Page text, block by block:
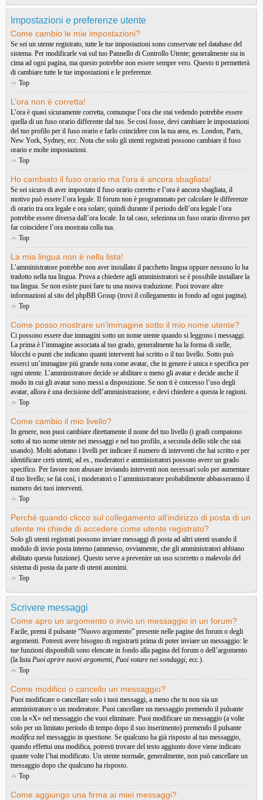
Impostazioni e preferenze utente
Come cambio le mie impostazioni?
Se sei un utente registrato, tutte le tue impostazioni sono conservate nel database del
sistema. Per modificarle vai sul tuo Pannello di Controllo Utente; generalmente sta in
cima ad ogni pagina, ma questo potrebbe non essere sempre vero. Questo ti permetterà
di cambiare tutte le tue impostazioni e le preferenze.
Top
L’ora non è corretta!
L’ora è quasi sicuramente corretta, comunque l’ora che stai vedendo potrebbe essere
quella di un fuso orario differente dal tuo. Se cosí fosse, devi cambiare le impostazioni
del tuo profilo per il fuso orario e farlo coincidere con la tua area, es. London, Paris,
New York, Sydney, ecc. Nota che solo gli utenti registrati possono cambiare il fuso
orario e molte impostazioni.
Top
Ho cambiato il fuso orario ma l’ora è ancora sbagliata!
Se sei sicuro di aver impostato il fuso orario corretto e l’ora è ancora sbagliata, il
motivo può essere l’ora legale. Il forum non è programmato per calcolare le differenze
di orario tra ora legale e ora solare; quindi durante il periodo dell’ora legale l’ora
potrebbe essere diversa dall’ora locale. In tal caso, seleziona un fuso orario diverso per
far coincidere l’ora mostrata colla tua.
Top
La mia lingua non è nella lista!
L’amministratore potrebbe non aver installato il pacchetto lingua oppure nessuno lo ha
tradotto nella tua lingua. Prova a chiedere agli amministratori se è possibile installare la
tua lingua. Se non esiste puoi fare tu una nuova traduzione. Puoi trovare altre
informazioni al sito del phpBB Group (trovi il collegamento in fondo ad ogni pagina).
Top
Come posso mostrare un’immagine sotto il mio nome utente?
Ci possono essere due immagini sotto un nome utente quando si leggono i messaggi.
La prima è l’immagine associata al tuo grado, generalmente ha la forma di stelle,
blocchi o punti che indicano quanti interventi hai scritto o il tuo livello. Sotto può
esserci un’immagine piú grande nota come avatar, che in genere è unica e specifica per
ogni utente. L’amministratore decide se abilitare o meno gli avatar e decide anche il
modo in cui gli avatar sono messi a disposizione. Se non ti è concesso l’uso degli
avatar, allora è una decisione dell’amministrazione, e devi chiedere a questa le ragioni.
Top
Come cambio il mio livello?
In genere, non puoi cambiare direttamente il nome del tuo livello (i gradi compaiono
sotto al tuo nome utente nei messaggi e nel tuo profilo, a seconda dello stile che stai
usando). Molti adottano i livelli per indicare il numero di interventi che hai scritto e per
identificare certi utenti; ad es., moderatori e amministratori possono avere un grado
specifico. Per favore non abusare inviando interventi non necessari solo per aumentare
il tuo livello; se fai cosí, i moderatori o l’amministratore probabilmente abbasseranno il
numero dei tuoi interventi.
Top
Perché quando clicco sul collegamento all’indirizzo di posta di un
utente mi chiede di accedere come utente registrato?
Solo gli utenti registrati possono inviare messaggi di posta ad altri utenti usando il
modulo di invio posta interno (ammesso, ovviamente, che gli amministratori abbiano
abilitato questa funzione). Questo serve a prevenire un uso scorretto o malevolo del
sistema di posta da parte di utenti anonimi.
Top
Scrivere messaggi
Come apro un argomento o invio un messaggio in un forum?
Facile, premi il pulsante “Nuovo argomento” presente nelle pagine dei forum o degli
argomenti. Potresti avere bisogno di registrarti prima di poter inviare un messaggio: le
tue funzioni disponibili sono elencate in fondo alla pagina del forum o dell’argomento
(la lista Puoi aprire nuovi argomenti, Puoi votare nei sondaggi, ecc.).
Top
Come modifico o cancello un messaggio?
Puoi modificare o cancellare solo i tuoi messaggi, a meno che tu non sia un
amministratore o un moderatore. Puoi cancellare un messaggio premendo il pulsante
con la «X» nel messaggio che vuoi eliminare. Puoi modificare un messaggio (a volte
solo per un limitato periodo di tempo dopo il suo inserimento) premendo il pulsante
modifica nel messaggio in questione. Se qualcuno ha già risposto al tuo messaggio,
quando effettui una modifica, potresti trovare del testo aggiunto dove viene indicato
quante volte l’hai modificato. Un utente normale, generalmente, non può cancellare un
messaggio dopo che qualcuno ha risposto.
Top
Come aggiungo una firma ai miei messaggi?